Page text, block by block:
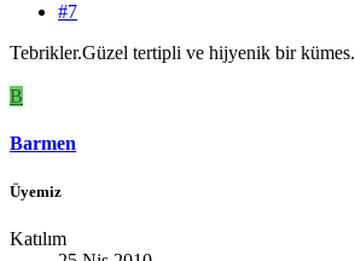
#7
Tebrikler.Güzel tertipli ve hijyenik bir kümes.
B
Barmen
Üyemiz
Katılım